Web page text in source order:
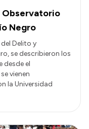
Observatorio
Negro
Delito y
se describieron los
desde el
vienen
la Universidad